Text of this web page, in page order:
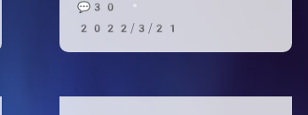
💬30
2022/3/21